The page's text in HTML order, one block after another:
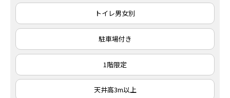
トイレ男女別
駐車場付き
1階限定
天井高3m以上